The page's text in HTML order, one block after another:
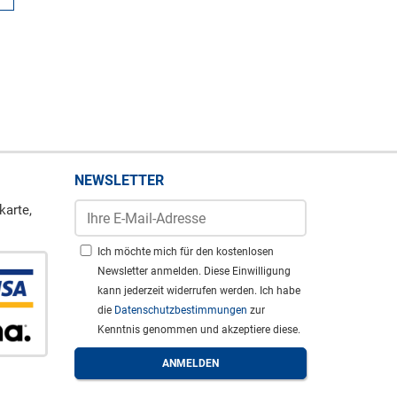
NEWSLETTER
Ich möchte mich für den kostenlosen
Newsletter anmelden. Diese Einwilligung
kann jederzeit widerrufen werden. Ich habe
die Datenschutzbestimmungen zur
Kenntnis genommen und akzeptiere diese.